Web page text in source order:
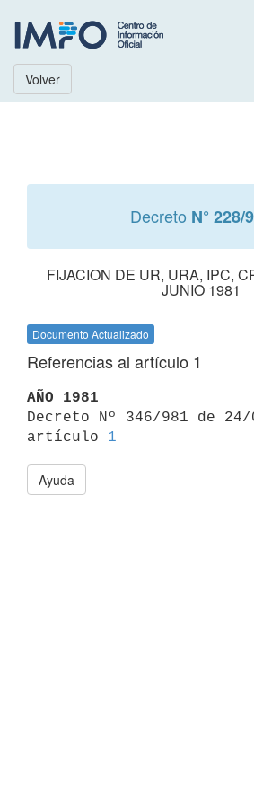
Volver
Decreto N° 228/
FIJACION DE UR, URA, IPC,
JUNIO 1981
Documento Actualizado
Referencias al artículo 1
AÑO 1981
Decreto Nº 346/981 de 24/
artículo 1
Ayuda